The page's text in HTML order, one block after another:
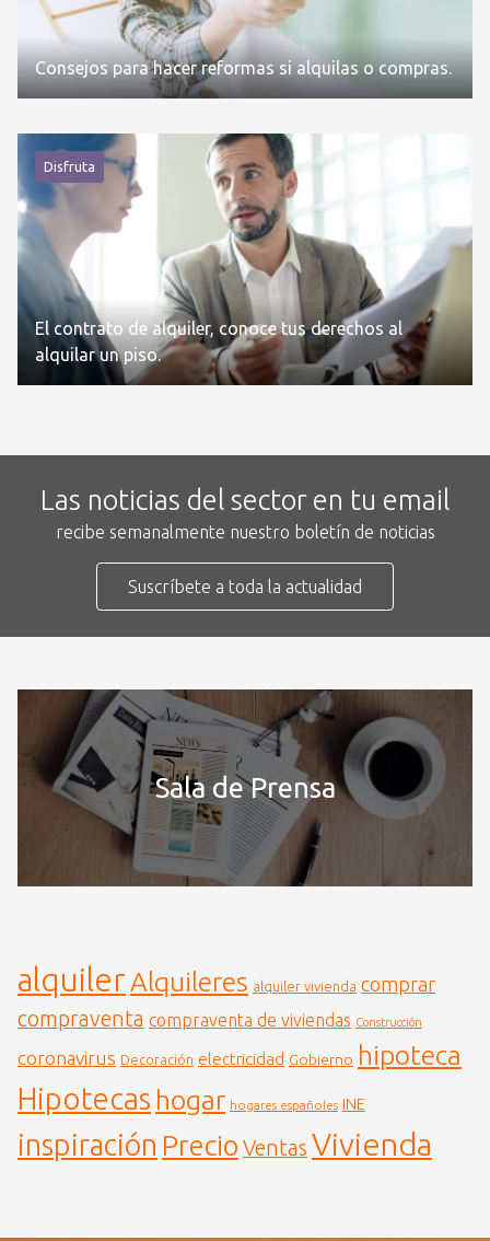
Consejos para hacer reformas si alquilas o compras.
Disfruta
El contrato de alquiler, conoce tus derechos al
alquilar un piso.
Las noticias del sector en tu email
recibe semanalmente nuestro boletín de noticias
Suscríbete a toda la actualidad
Sala de Prensa
alquiler Alquileres alquiler vivienda comprar
compraventa compraventa de viviendas Construcción
coronavirus Decoración electricidad Gobierno hipoteca
Hipotecas hogar hogares españoles INE
inspiración Precio Ventas Vivienda